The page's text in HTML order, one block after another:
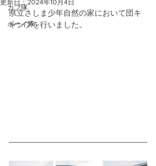
カブ隊
ボーイ隊
更新日： 2024年10月4日
県立さしま少年自然の家において団キ
ャンプを行いました。